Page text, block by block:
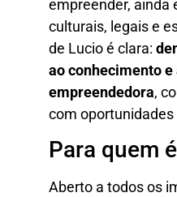
empreender, ainda
culturais, legais e
de Lucio é clara:
ao conhecimento
empreendedora,
com oportunidades
Para quem
Aberto a todos os